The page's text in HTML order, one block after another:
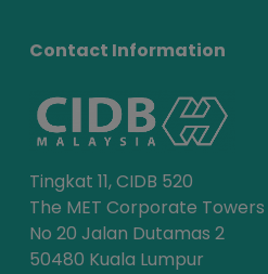
Contact Information
Tingkat 11, CIDB 520
The MET Corporate Towers
No 20 Jalan Dutamas 2
50480 Kuala Lumpur